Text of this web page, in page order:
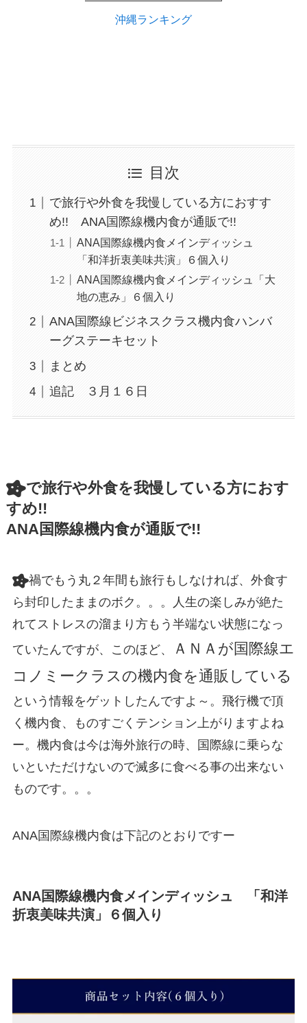
沖縄ランキング
目次
で旅行や外食を我慢している方におすす
め!! ANA国際線機内食が通販で!!
ANA国際線機内食メインディッシュ
「和洋折衷美味共演」６個入り
ANA国際線機内食メインディッシュ「大
地の恵み」６個入り
ANA国際線ビジネスクラス機内食ハンバ
ーグステーキセット
まとめ
追記 ３月１６日
で旅行や外食を我慢している方におす
すめ!!
ANA国際線機内食が通販で!!
禍でもう丸２年間も旅行もしなければ、外食す
ら封印したままのボク。。。人生の楽しみが絶た
れてストレスの溜まり方もう半端ない状態になっ
ていたんですが、このほど、
ＡＮＡが国際線エ
コノミークラスの機内食を通販している
という情報をゲットしたんですよ～。飛行機で頂
く機内食、ものすごくテンション上がりますよね
ー。機内食は今は海外旅行の時、国際線に乗らな
いといただけないので滅多に食べる事の出来ない
ものです。。。
ANA国際線機内食は下記のとおりですー
ANA国際線機内食メインディッシュ 「和洋
折衷美味共演」６個入り